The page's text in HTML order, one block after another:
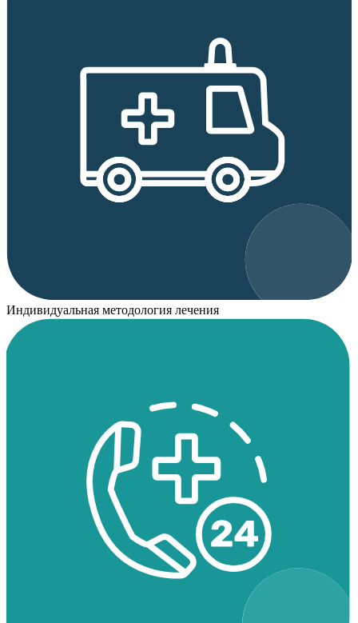
Индивидуальная методология лечения